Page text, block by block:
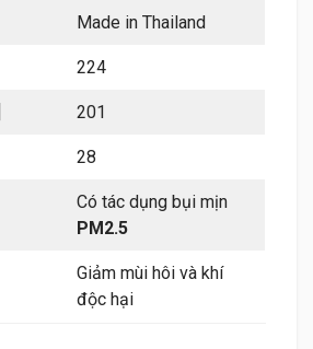
Made in Thailand
224
201
28
Có tác dụng bụi mịn
PM2.5
Giảm mùi hôi và khí
độc hại